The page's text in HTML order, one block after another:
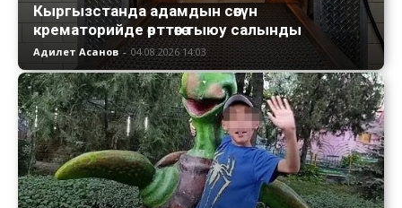
Кыргызстанда адамдын сөөгүн
крематорийде өрттөөгө тыюу салынды
Адилет Асанов - 04.08.2026 14:03